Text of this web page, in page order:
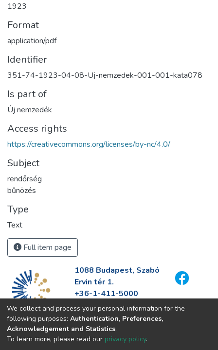
1923
Format
application/pdf
Identifier
351-74-1923-04-08-Uj-nemzedek-001-001-kata078
Is part of
Új nemzedék
Access rights
https://creativecommons.org/licenses/by-nc/4.0/
Subject
rendőrség
bűnözés
Type
Text
Full item page
1088 Budapest, Szabó
Ervin tér 1.
+36-1-411-5000
info@fszek.hu
https://fszek.hu
We collect and process your personal information for the
following purposes: Authentication, Preferences,
Acknowledgement and Statistics.
To learn more, please read our privacy policy.